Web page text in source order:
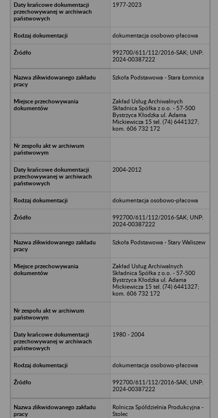
1977-2023
dokumentacja osobowo-płacowa
992700/611/112/2016-SAK; UNP:
2024-00387222
Szkoła Podstawowa - Stara Łomnica
Zakład Usług Archiwalnych
Składnica Spółka z o.o. - 57-500
Bystrzyca Kłodzka ul. Adama
Mickiewicza 15 tel. (74) 6441327;
kom. 606 732 172
2004-2012
dokumentacja osobowo-płacowa
992700/611/112/2016-SAK; UNP:
2024-00387222
Szkoła Podstawowa - Stary Waliszew
Zakład Usług Archiwalnych
Składnica Spółka z o.o. - 57-500
Bystrzyca Kłodzka ul. Adama
Mickiewicza 15 tel. (74) 6441327;
kom. 606 732 172
1980 - 2004
dokumentacja osobowo-płacowa
992700/611/112/2016-SAK; UNP:
2024-00387222
Rolnicza Spółdzielnia Produkcyjna -
Stolec